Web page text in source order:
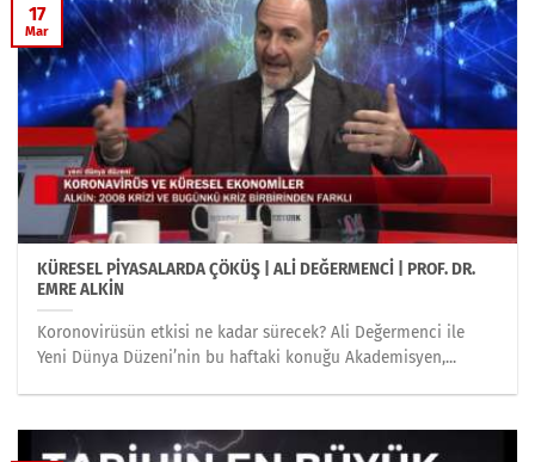
KÜRESEL PİYASALARDA ÇÖKÜŞ | ALİ DEĞERMENCİ | PROF. DR.
EMRE ALKİN
Koronovirüsün etkisi ne kadar sürecek? Ali Değermenci ile
Yeni Dünya Düzeni’nin bu haftaki konuğu Akademisyen,...
17
Mar